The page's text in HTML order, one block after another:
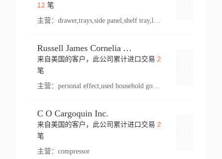
12 笔
主营：
Russell James Cornelia Arlington Va
来自美国的客户，此公司累计进口交易 2
笔
主营： personal effect,used household goods
C O Cargoquin Inc.
来自美国的客户，此公司累计进口交易 2
笔
主营： compressor